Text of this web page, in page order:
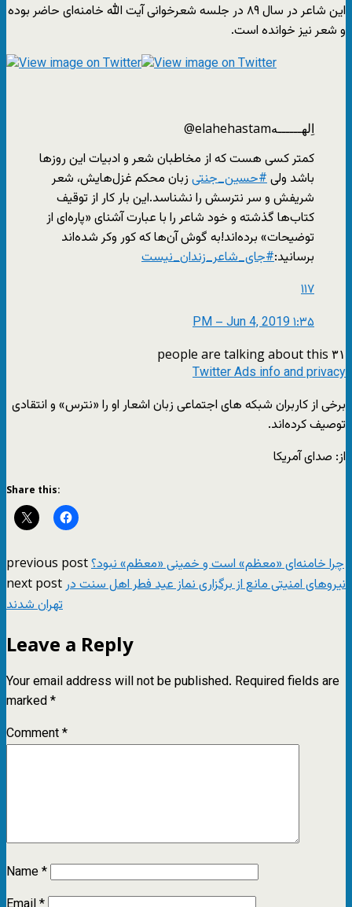
این شاعر در سال ۸۹ در جلسه شعرخوانی آیت الله خامنه‌ای حاضر بوده
و شعر نیز خوانده است.
اِلهــــــه@elahehastam
کمتر کسی هست که از مخاطبان شعر و ادبیات این روزها
باشد ولی#حسین_جنتی زبان محکم غزل‌هایش، شعر
شریفش و سر نترسش را نشناسد.این بار کار از توقیف
کتاب‌ها گذشته و خود شاعر را با عبارت آشنای «پاره‌ای از
توضیحات» برده‌اند!به گوش آن‌ها که کور وکر شده‌اند
برسانید:#جای_شاعر_زندان_نیست
۱۱۷
۱:۳۵ PM – Jun 4, 2019
۳۱ people are talking about this
Twitter Ads info and privacy
برخی از کاربران شبکه های اجتماعی زبان اشعار او را «نترس» و انتقادی
توصیف کرده‌اند.
از: صدای آمریکا
Share this:
previous postچرا خامنه‌ای «معظم» است و خمینی «معظم» نبود؟
next post نیروهای امنیتی مانع از برگزاری نماز عید فطر اهل سنت در
تهران شدند
Leave a Reply
Your email address will not be published. Required fields are
marked*
Comment*
Name*